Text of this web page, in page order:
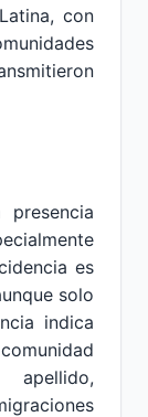
con
es
solo
indica